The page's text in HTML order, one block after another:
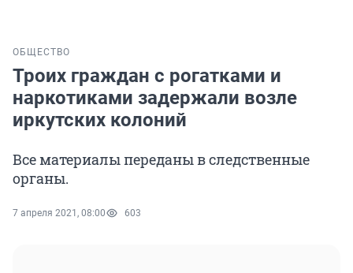
ОБЩЕСТВО
Троих граждан с рогатками и
наркотиками задержали возле
иркутских колоний
Все материалы переданы в следственные
органы.
7 апреля 2021, 08:00 603